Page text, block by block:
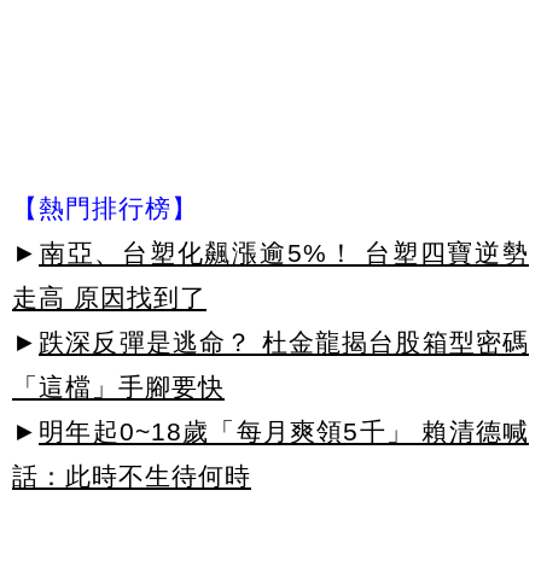
【熱門排行榜】
► 南亞、台塑化飆漲逾5%！ 台塑四寶逆勢
走高 原因找到了
► 跌深反彈是逃命？ 杜金龍揭台股箱型密碼
「這檔」手腳要快
► 明年起0~18歲「每月爽領5千」 賴清德喊
話：此時不生待何時